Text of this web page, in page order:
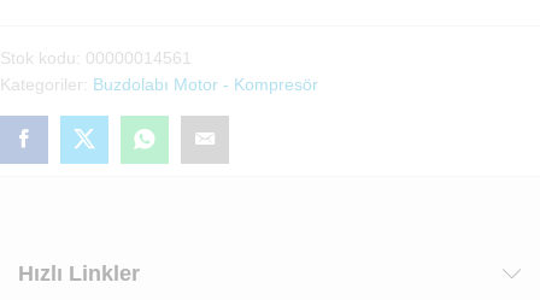
adet
Stok kodu: 00000014561
Kategoriler: Buzdolabı Motor - Kompresör
Hızlı Linkler